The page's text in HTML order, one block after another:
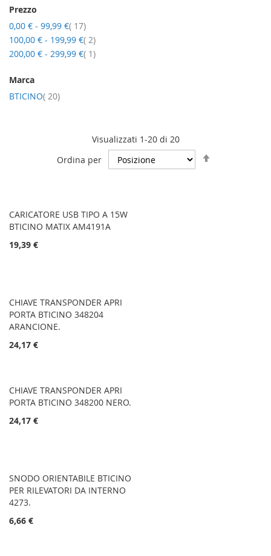
Visualizzati 1-20 di 20
Ordina per
CARICATORE USB TIPO A 15W
BTICINO MATIX AM4191A
19,39 €
CHIAVE TRANSPONDER APRI
PORTA BTICINO 348204
ARANCIONE.
24,17 €
CHIAVE TRANSPONDER APRI
PORTA BTICINO 348200 NERO.
24,17 €
SNODO ORIENTABILE BTICINO
PER RILEVATORI DA INTERNO
4273.
6,66 €
Prezzo
0,00 € - 99,99 € 17elementi
100,00 € - 199,99 € 2elementi
200,00 € - 299,99 € 1elemento
Marca
BTICINO 20elementi